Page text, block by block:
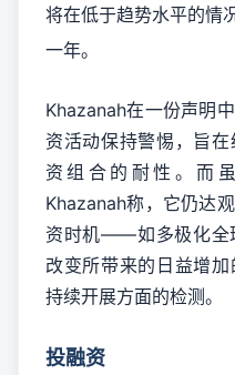
将在低于趋势水平的情
一年。
Khazanah在一份声明
资活动保持警惕，旨
资组合的耐性。而
Khazanah称，它仍达
资时机——如多极化全
改变所带来的日益增
持续开展方面的检测。
投融资